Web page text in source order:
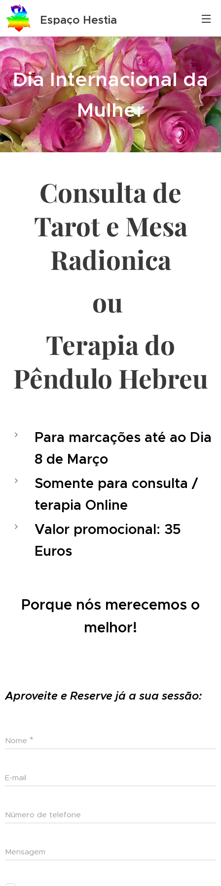
Espaço Hestia
Dia Internacional da
Mulher
Consulta de
Tarot e Mesa
Radionica
ou
Terapia do
Pêndulo Hebreu
Para marcações até ao Dia
8 de Março
Somente para consulta /
terapia Online
Valor promocional: 35
Euros
Porque nós merecemos o
melhor!
Aproveite e Reserve já a sua sessão:
Nome
E-mail
Número de telefone
Mensagem